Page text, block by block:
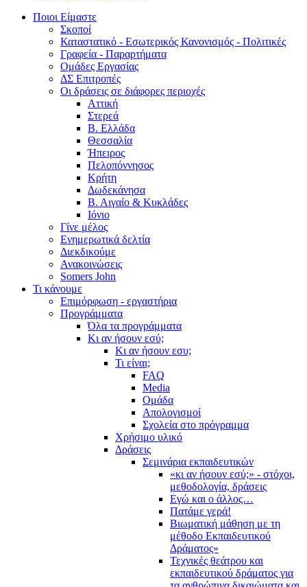
Ποιοι Είμαστε
Σκοποί
Καταστατικό - Εσωτερικός Κανονισμός - Πολιτικές
Γραφεία - Παραρτήματα
Ομάδες Εργασίας
ΔΣ Επιτροπές
Οι δράσεις σε διάφορες περιοχές
Αττική
Στερεά
Β. Ελλάδα
Θεσσαλία
Ήπειρος
Πελοπόννησος
Κρήτη
Δωδεκάνησα
Β. Αιγαίο & Κυκλάδες
Ιόνιο
Γίνε μέλος
Ενημερωτικά δελτία
Διεκδικούμε
Ανακοινώσεις
Somers John
Τι κάνουμε
Επιμόρφωση - εργαστήρια
Προγράμματα
Όλα τα προγράμματα
Κι αν ήσουν εσύ;
Κι αν ήσουν εσυ;
Τι είναι;
FAQ
Media
Ομάδα
Απολογισμοί
Σχολεία στο πρόγραμμα
Χρήσιμο υλικό
Δράσεις
Σεμινάρια εκπαιδευτικών
«κι αν ήσουν εσύ;» - στόχοι,
μεθοδολογία, δράσεις
Εγώ και ο άλλος…
Πατάμε γερά!
Βιωματική μάθηση με τη
μέθοδο Εκπαιδευτικού
Δράματος»
Τεχνικές θεάτρου και
εκπαιδευτικού δράματος για